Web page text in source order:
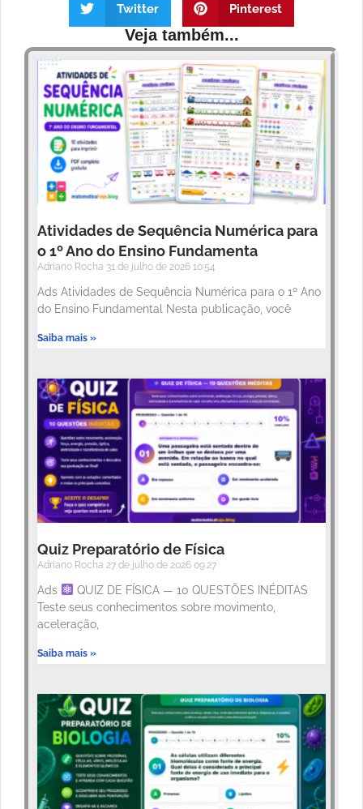
Twitter Pinterest
Veja também...
Atividades de Sequência Numérica para
o 1º Ano do Ensino Fundamenta
Adriano Rocha 31 de julho de 2026 10:54
Ads Atividades de Sequência Numérica para o 1º Ano
do Ensino Fundamental Nesta publicação, você
Saiba mais »
Quiz Preparatório de Física
Adriano Rocha 27 de julho de 2026 09:27
Ads
QUIZ DE FÍSICA — 10 QUESTÕES INÉDITAS
Teste seus conhecimentos sobre movimento,
aceleração,
Saiba mais »